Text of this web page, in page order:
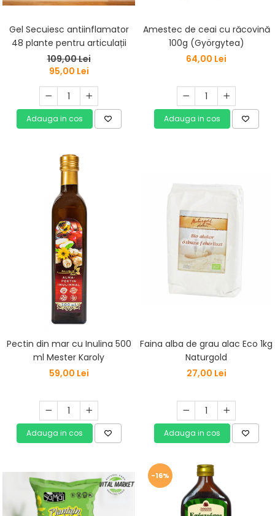
Gel Secuiesc antiinflamator
48 plante pentru articulații
109,00 Lei
95,00 Lei
Adauga in cos
Amestec de ceai cu răcovină
100g (Györgytea)
64,00 Lei
Adauga in cos
Pectin din mar cu Inulina 500
ml Mester Karoly
59,00 Lei
Adauga in cos
Faina alba de grau alac Eco 1kg
Naturgold
27,00 Lei
Adauga in cos
-16%